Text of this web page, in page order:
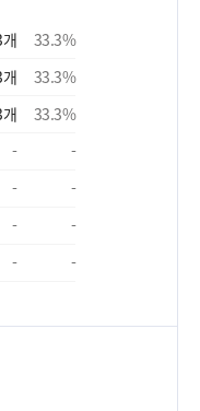
개 33.3%
개 33.3%
개 33.3%
-
-
-
-
-
-
- -